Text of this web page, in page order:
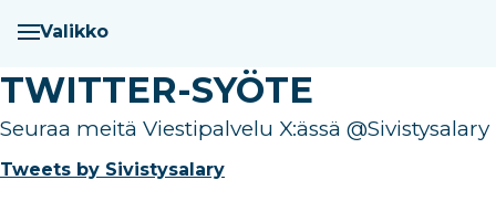
Valikko
TWITTER-SYÖTE
Seuraa meitä Viestipalvelu X:ässä @Sivistysalary
Tweets by Sivistysalary